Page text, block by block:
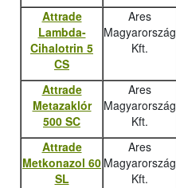
Attrade
Lambda-
Cihalotrin 5
CS
Ares
Magyarország
Kft.
Attrade
Metazaklór
500 SC
Ares
Magyarország
Kft.
Attrade
Metkonazol 60
SL
Ares
Magyarország
Kft.